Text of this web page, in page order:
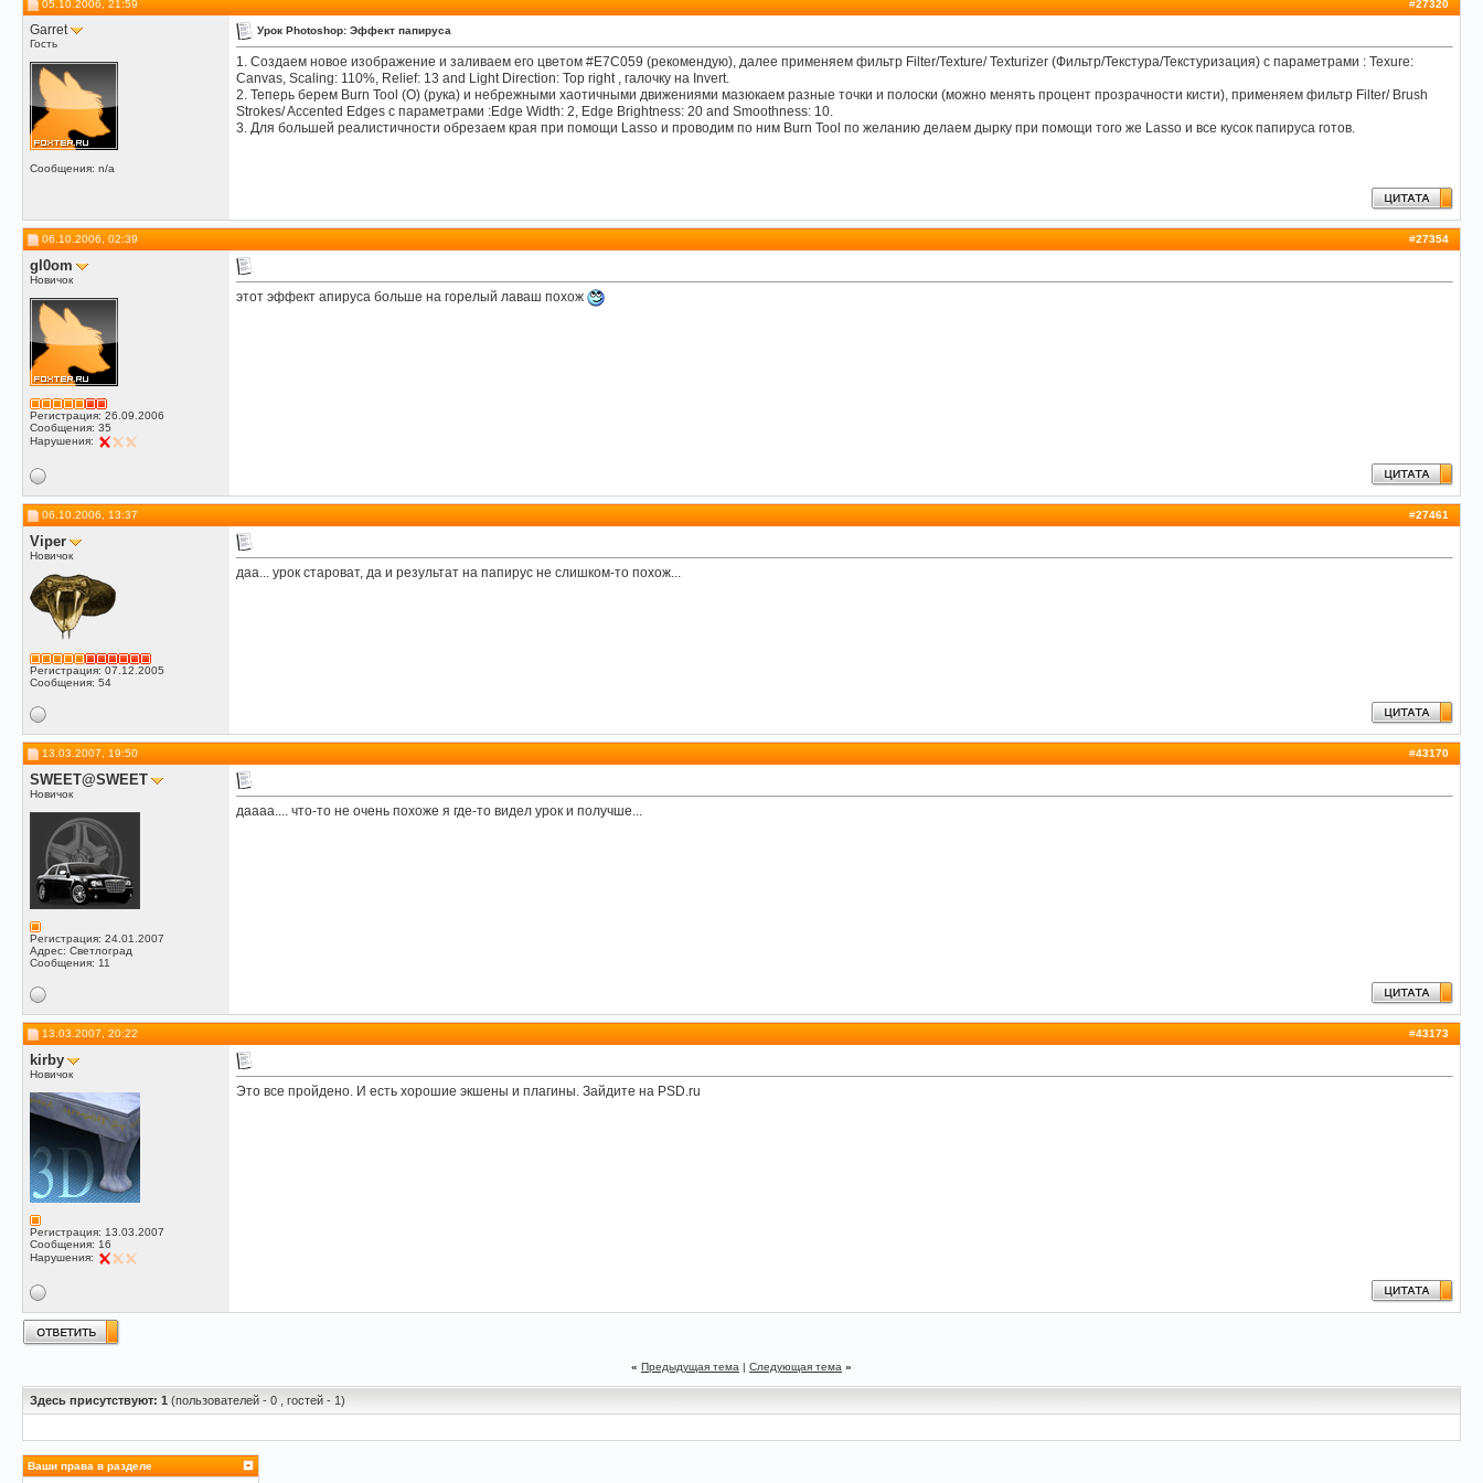
05.10.2006, 21:59 #27320
Garret
Гость
Сообщения: n/a
Урок Photoshop: Эффект папируса
1. Создаем новое изображение и заливаем его цветом #E7C059 (рекомендую), далее применяем фильтр Filter/Texture/ Texturizer (Фильтр/Текстура/Текстуризация) с параметрами : Texure:
Canvas, Scaling: 110%, Relief: 13 and Light Direction: Top right , галочку на Invert.
2. Теперь берем Burn Tool (O) (рука) и небрежными хаотичными движениями мазюкаем разные точки и полоски (можно менять процент прозрачности кисти), применяем фильтр Filter/ Brush
Strokes/ Accented Edges с параметрами :Edge Width: 2, Edge Brightness: 20 and Smoothness: 10.
3. Для большей реалистичности обрезаем края при помощи Lasso и проводим по ним Burn Tool по желанию делаем дырку при помощи того же Lasso и все кусок папируса готов.
06.10.2006, 02:39 #27354
gl0om
Новичок
Регистрация: 26.09.2006
Сообщения: 35
Нарушения:
этот эффект апируса больше на горелый лаваш похож
06.10.2006, 13:37 #27461
Viper
Новичок
Регистрация: 07.12.2005
Сообщения: 54
даа... урок староват, да и результат на папирус не слишком-то похож...
13.03.2007, 19:50 #43170
SWEET@SWEET
Новичок
Регистрация: 24.01.2007
Адрес: Светлоград
Сообщения: 11
даааа.... что-то не очень похоже я где-то видел урок и получше...
13.03.2007, 20:22 #43173
kirby
Новичок
Регистрация: 13.03.2007
Сообщения: 16
Нарушения:
Это все пройдено. И есть хорошие экшены и плагины. Зайдите на PSD.ru
« Предыдущая тема | Следующая тема »
Здесь присутствуют: 1 (пользователей - 0 , гостей - 1)
Ваши права в разделе